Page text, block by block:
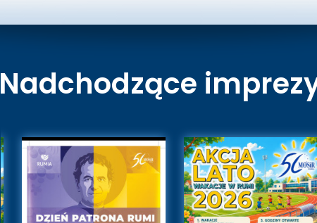
Nadchodzące